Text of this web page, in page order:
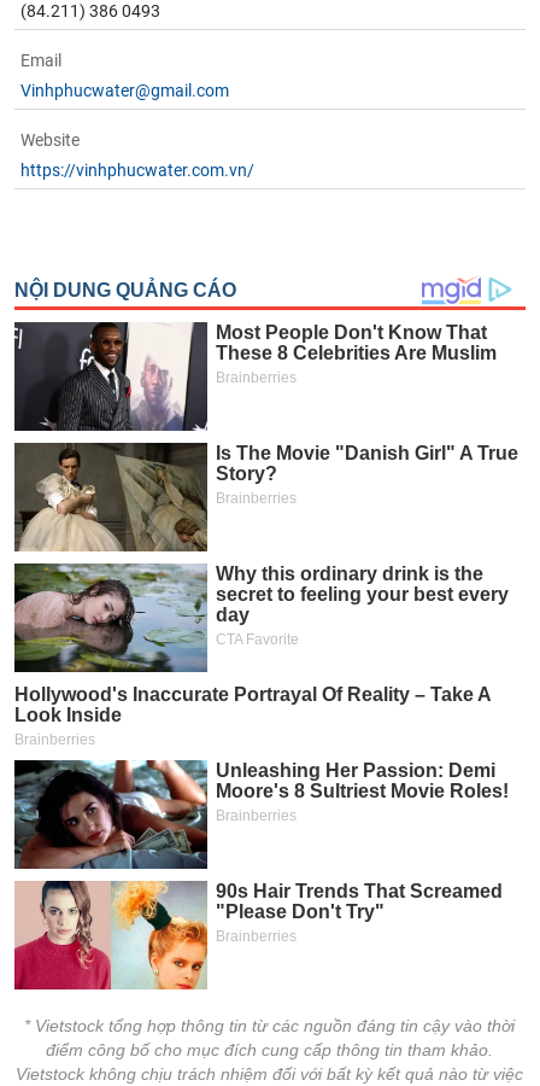
(84.211) 386 0493
Email
Vinhphucwater@gmail.com
Website
https://vinhphucwater.com.vn/
* Vietstock tổng hợp thông tin từ các nguồn đáng tin cậy vào thời
điểm công bố cho mục đích cung cấp thông tin tham khảo.
Vietstock không chịu trách nhiệm đối với bất kỳ kết quả nào từ việc